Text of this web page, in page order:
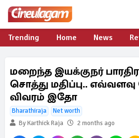
Trending Home News
மறைந்த இயக்குநர்
சொத்து மதிப்பு.. எவ்வளவு
விவரம் இதோ
Bharathiraja
Net worth
By Karthick Raja
2 months ago